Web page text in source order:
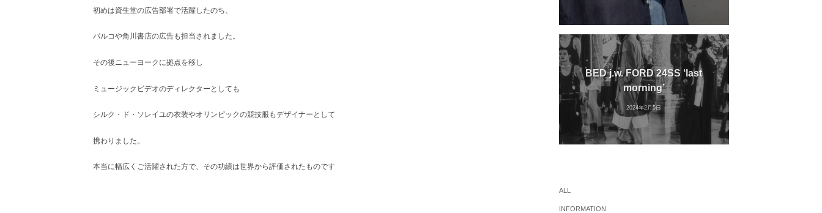
初めは資生堂の広告部署で活躍したのち、
パルコや角川書店の広告も担当されました。
その後ニューヨークに拠点を移し
ミュージックビデオのディレクターとしても
シルク・ド・ソレイユの衣装やオリンピックの競技服もデザイナーとして
携わりました。
本当に幅広くご活躍された方で、その功績は世界から評価されたものです
BED j.w. FORD 24SS ‘last
morning’
2024年2月5日
ALL
INFORMATION